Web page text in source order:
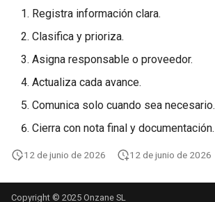
Registra información clara.
Clasifica y prioriza.
Asigna responsable o proveedor.
Actualiza cada avance.
Comunica solo cuando sea necesario.
Cierra con nota final y documentación.
12 de junio de 2026 12 de junio de 2026
Copyright © 2025 Onzane SL